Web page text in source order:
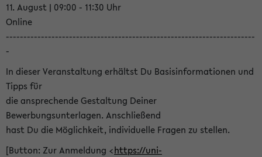
11. August | 09:00 - 11:30 Uhr
Online
-----------------------------------------------------------------------
-
In dieser Veranstaltung erhältst Du Basisinformationen und
Tipps für
die ansprechende Gestaltung Deiner
Bewerbungsunterlagen. Anschließend
hast Du die Möglichkeit, individuelle Fragen zu stellen.
[Button: Zur Anmeldung <https://uni-